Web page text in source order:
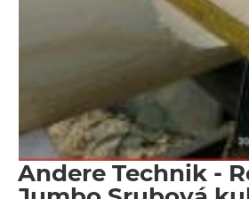
Andere Technik -